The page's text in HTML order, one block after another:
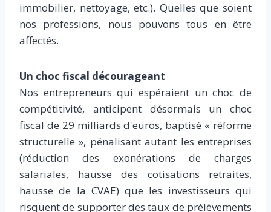
immobilier, nettoyage, etc.). Quelles que soient
nos professions, nous pouvons tous en être
affectés.
Un choc fiscal décourageant
Nos entrepreneurs qui espéraient un choc de
compétitivité, anticipent désormais un choc
fiscal de 29 milliards d'euros, baptisé « réforme
structurelle », pénalisant autant les entreprises
(réduction des exonérations de charges
salariales, hausse des cotisations retraites,
hausse de la CVAE) que les investisseurs qui
risquent de supporter des taux de prélèvements